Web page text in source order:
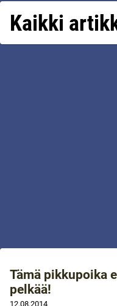
Kaikki
Tämä pikkupoika
pelkää!
12.08.2014